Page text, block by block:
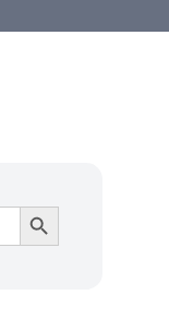
Ir